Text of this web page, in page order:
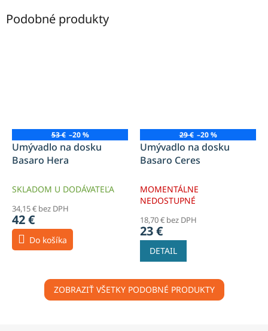
Podobné produkty
53 € –20 %
Umývadlo na dosku
Basaro Hera
SKLADOM U DODÁVATEĽA
34,15 € bez DPH
42 €
Do košíka
29 € –20 %
Umývadlo na dosku
Basaro Ceres
MOMENTÁLNE
NEDOSTUPNÉ
18,70 € bez DPH
23 €
DETAIL
ZOBRAZIŤ VŠETKY PODOBNÉ PRODUKTY